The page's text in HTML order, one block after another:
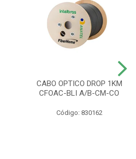
CABO OPTICO DROP 1KM
CFOAC-BLI A/B-CM-CO
Código: 830162